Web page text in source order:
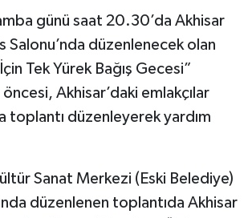
günü saat 20.30’da Akhisar
Salonu’nda düzenlenecek olan
Tek Yürek Bağış Gecesi”
Akhisar’daki emlakçılar
toplantı düzenleyerek yardım
Sanat Merkezi (Eski Belediye)
düzenlenen toplantıda Akhisar